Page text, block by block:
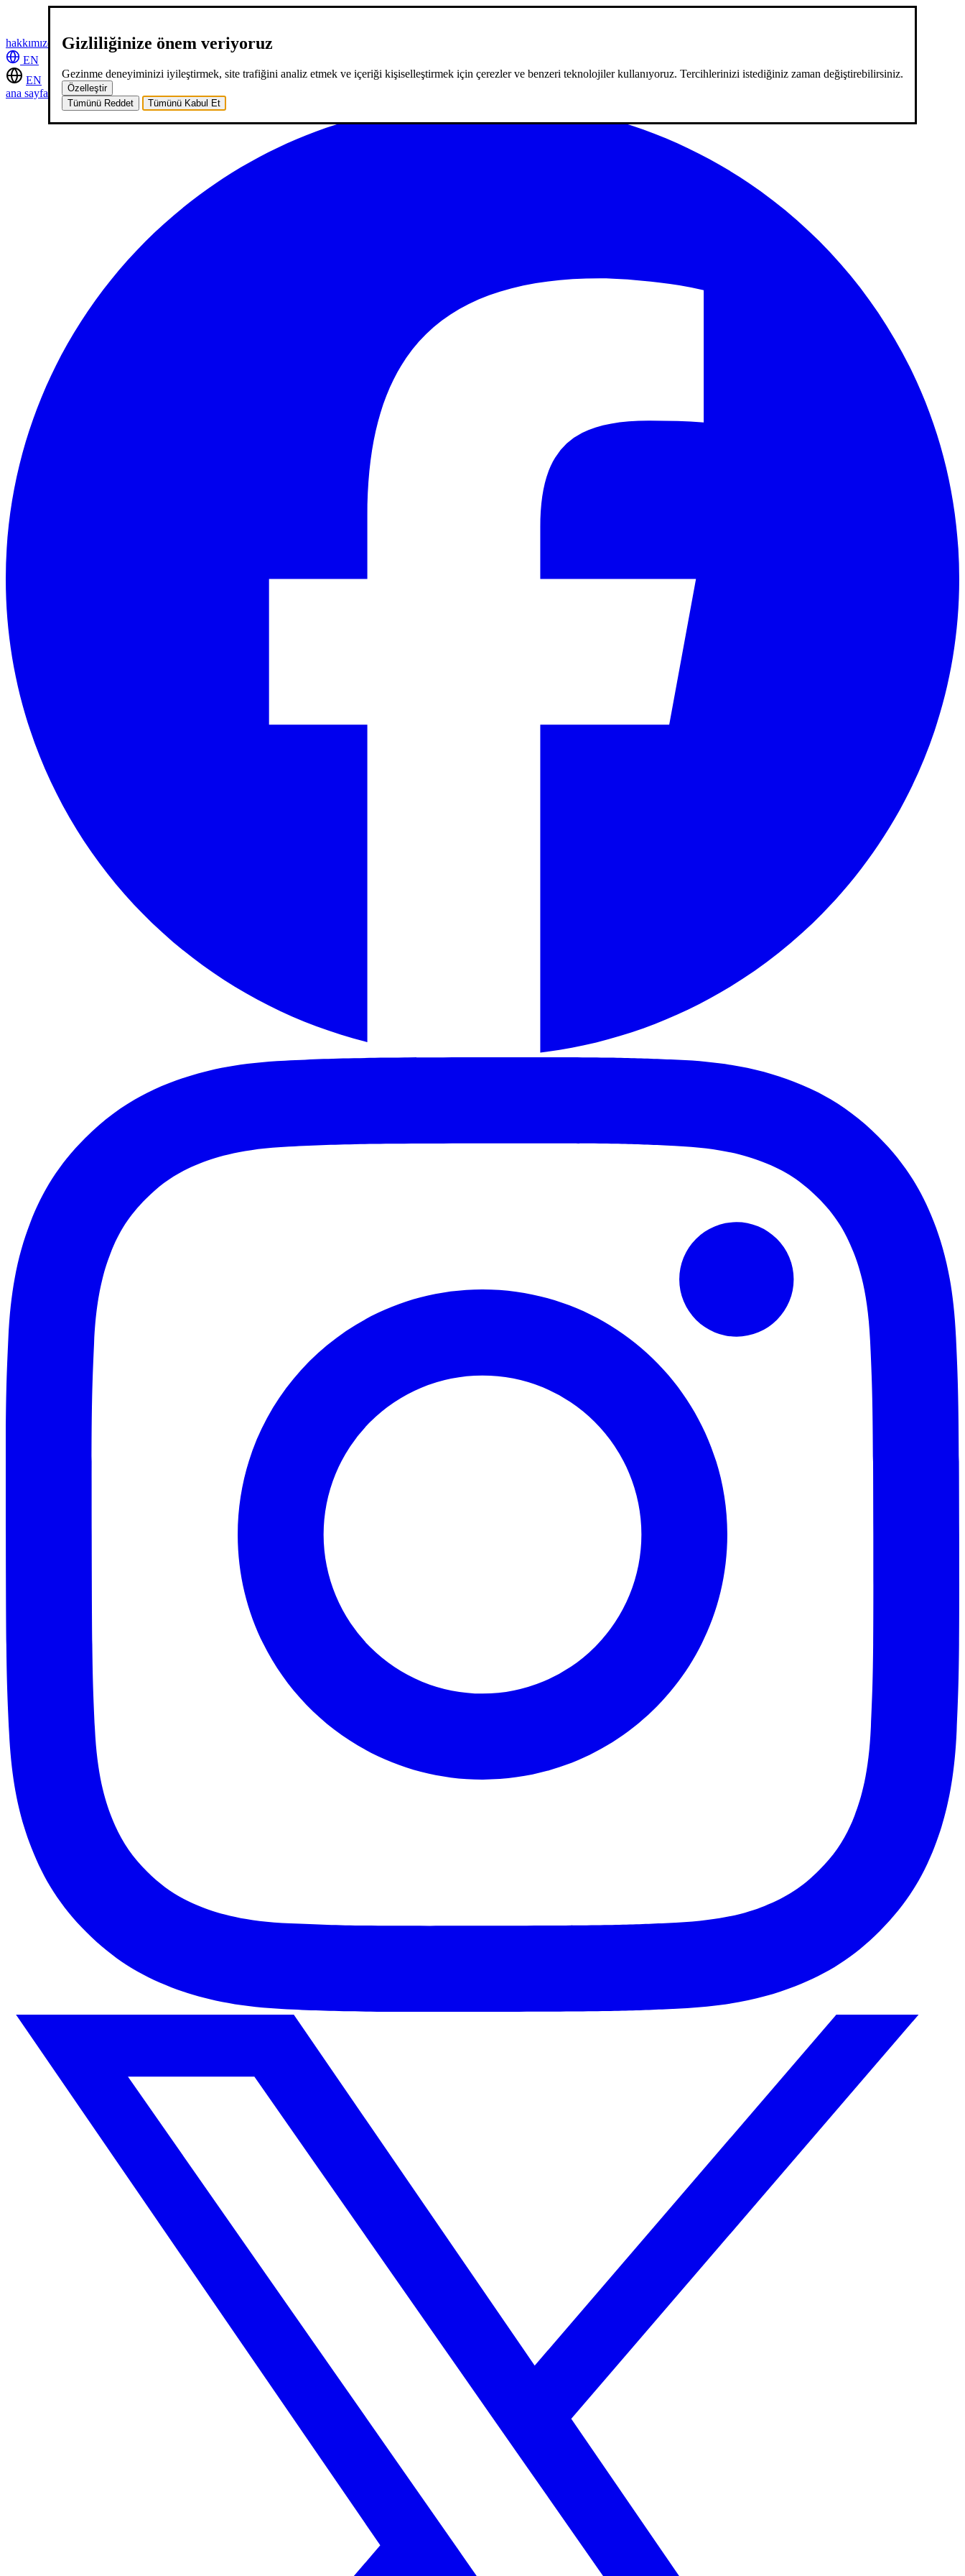
Gizliliğinize önem veriyoruz
Gezinme deneyiminizi iyileştirmek, site trafiğini analiz etmek ve içeriği kişiselleştirmek için çerezler ve benzeri teknolojiler kullanıyoruz. Tercihlerinizi istediğiniz zaman değiştirebilirsiniz.
Özelleştir
Tümünü Reddet
Tümünü Kabul Et
hakkımızda hizmetlerimizneler yaptıkkariyer2 blogiletişim
EN
EN
ana sayfa
hakkımızdahizmetlerimizneler yaptık